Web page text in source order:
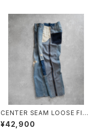
CENTER SEAM LOOSE FIT/
16108#2/センターシームルー
ズフィット
¥42,900